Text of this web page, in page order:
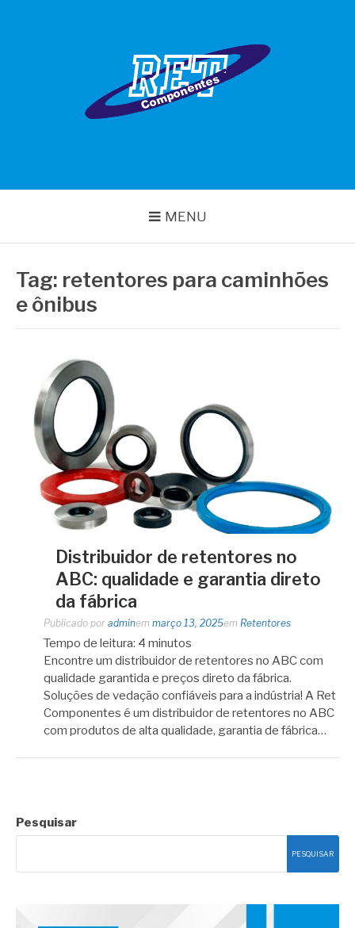
MENU
Tag: retentores para caminhões
e ônibus
Distribuidor de retentores no
ABC: qualidade e garantia direto
da fábrica
Publicado por adminem março 13, 2025em Retentores
Tempo de leitura: 4 minutos
Encontre um distribuidor de retentores no ABC com
qualidade garantida e preços direto da fábrica.
Soluções de vedação confiáveis para a indústria! A Ret
Componentes é um distribuidor de retentores no ABC
com produtos de alta qualidade, garantia de fábrica…
Pesquisar
PESQUISAR